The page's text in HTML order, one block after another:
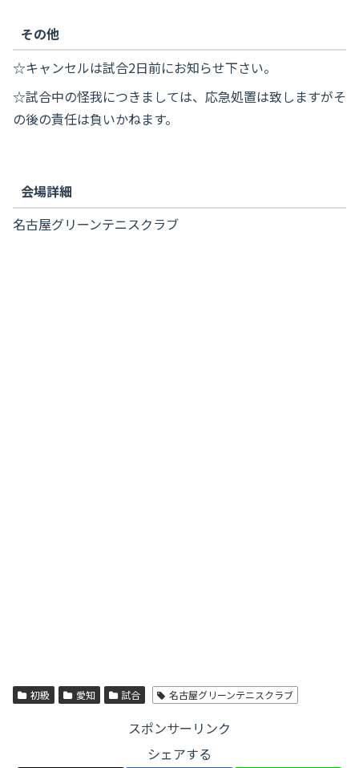
その他
☆キャンセルは試合2日前にお知らせ下さい。
☆試合中の怪我につきましては、応急処置は致しますがそ
の後の責任は負いかねます。
会場詳細
名古屋グリーンテニスクラブ
初級 愛知 試合 名古屋グリーンテニスクラブ
スポンサーリンク
シェアする